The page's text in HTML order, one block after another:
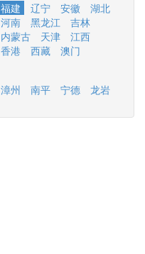
福建 辽宁 安徽
湖北
河南 黑龙江
吉林
内蒙古 天津
江西
香港 西藏
澳门
漳州 南平 宁德 龙岩